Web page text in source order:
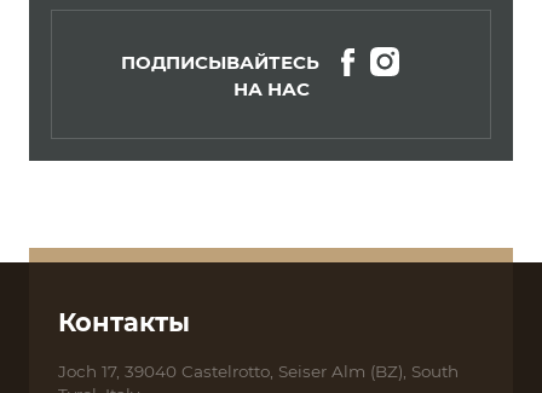
ПОДПИСЫВАЙТЕСЬ
НА НАС
Контакты
Joch 17, 39040 Castelrotto, Seiser Alm (BZ), South